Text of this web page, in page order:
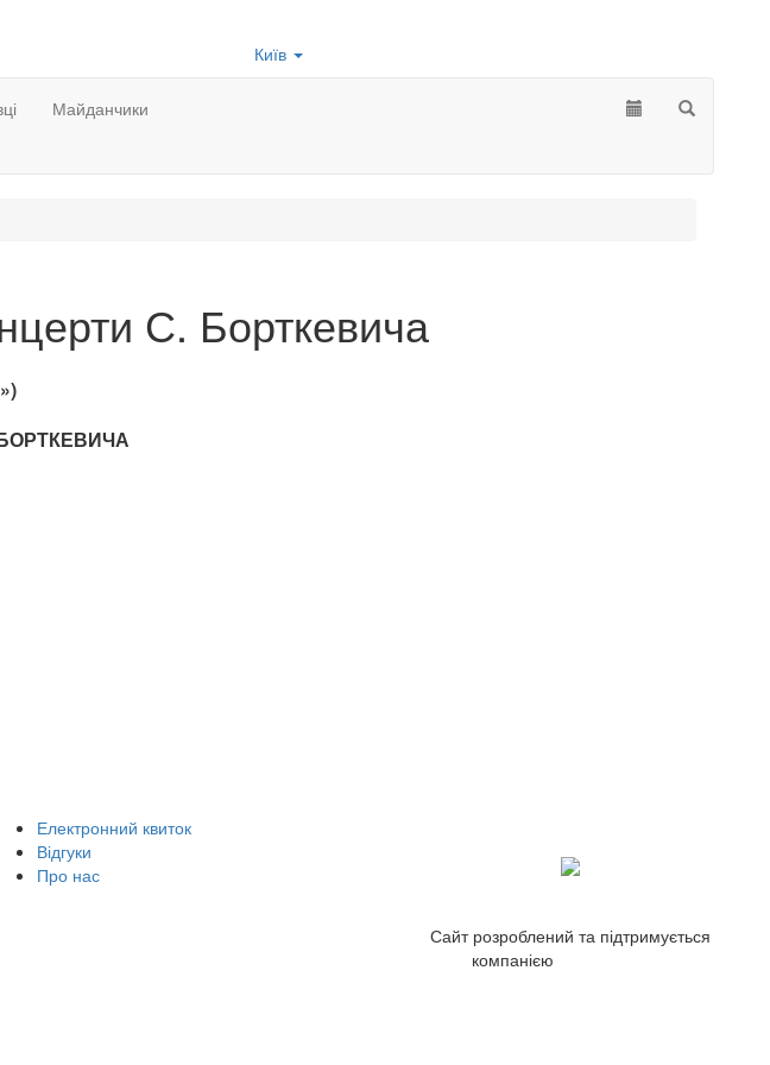
Київ
Майданчики
С. Борткевича
Електронний квиток
Відгуки
Про нас
Сайт розроблений та підтримується
компанією